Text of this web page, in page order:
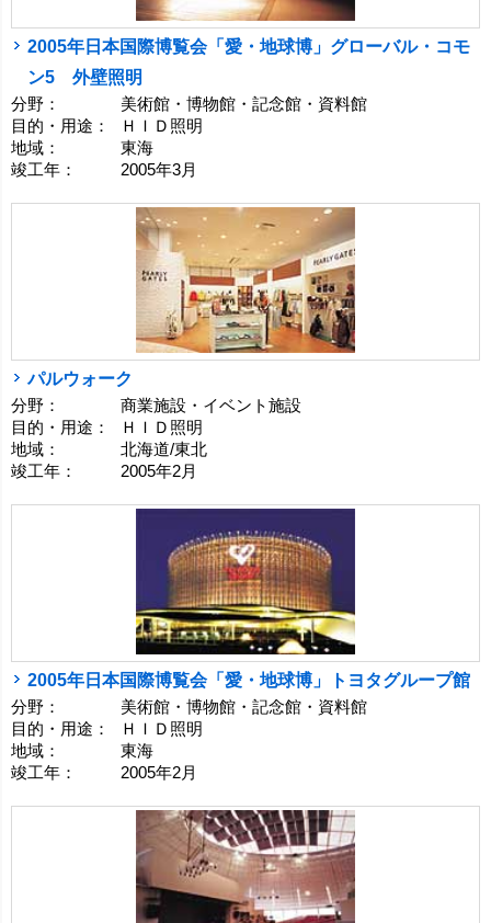
2005年日本国際博覧会「愛・地球博」グローバル・コモ
ン5 外壁照明
分野：
美術館・博物館・記念館・資料館
目的・用途：
ＨＩＤ照明
地域：
東海
竣工年：
2005年3月
パルウォーク
分野：
商業施設・イベント施設
目的・用途：
ＨＩＤ照明
地域：
北海道/東北
竣工年：
2005年2月
2005年日本国際博覧会「愛・地球博」トヨタグループ館
分野：
美術館・博物館・記念館・資料館
目的・用途：
ＨＩＤ照明
地域：
東海
竣工年：
2005年2月